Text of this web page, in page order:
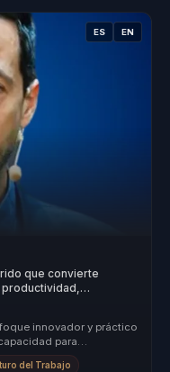
ES EN
que convierte
innovador y práctico
para
del Trabajo